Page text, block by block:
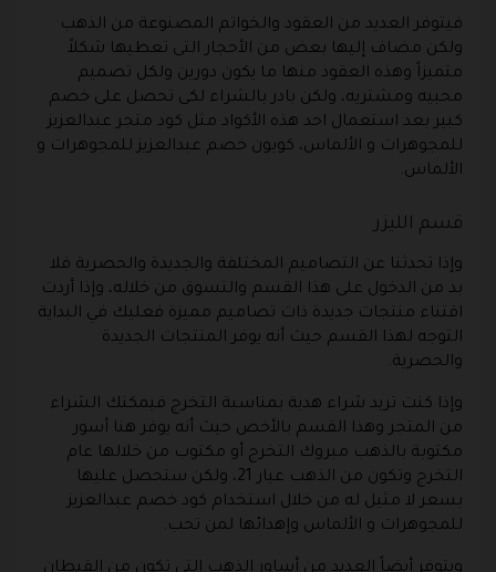
فيتوفر العديد من العقود والخواتم المصنوعة من الذهب
ولكن مضاف إليها بعض من الأحجار التى تعطيها شكلاً
متميزاً وهذه العقود منها ما يكون دورين ولكل تصميم
محبيه ومشتريه، ولكن بادر بالشراء لكى تحصل على خصم
كبير بعد استعمال احد هذه الأكواد مثل كود متجر عبدالعزيز
للمجوهرات و الألماس، كوبون خصم عبدالعزيز للمجوهرات و
الألماس.
قسم الليزر
وإذا تحدثنا عن التصاميم المختلفة والجديدة والحصرية فلا
بد من الدخول على هذا القسم والتسوق من خلاله، وإذا أردت
اقتناء منتجات جديدة ذات تصاميم مميزة فعليك في البداية
التوجه لهذا القسم حيث أنه يوفر المنتجات الجديدة
والحصرية.
وإذا كنت تريد شراء هدية بمناسبة التخرج فيمكنك الشراء
من المتجر وهذا القسم بالأخص حيث أنه يوفر هنا أسور
مكتوبة بالذهب مبروك التخرج أو مكتوب من خلالها عام
التخرج وتكون من الذهب عيار 21، ولكن ستحصل عليها
بسعر لا مثيل له من خلال استخدام كود خصم عبدالعزيز
للمجوهرات و الألماس وإهدائها لمن تحب.
ويتوفر أيضاً العديد من أساور الذهب التى تكون من القيطان